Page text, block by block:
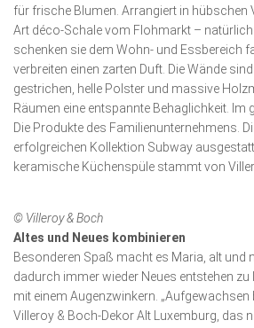
für frische Blumen. Arrangiert in hübschen
Art déco-Schale vom Flohmarkt –
schenken sie dem Wohn- und Essbereich
verbreiten einen zarten Duft. Die Wände
gestrichen, helle Polster und massive
Räumen eine entspannte Behaglichkeit. Im
Die Produkte des Familienunternehmens.
erfolgreichen Kollektion Subway
keramische Küchenspüle stammt von
© Villeroy & Boch
Altes und Neues kombinieren
Besonderen Spaß macht es Maria, alt und
dadurch immer wieder Neues entstehen
mit einem Augenzwinkern.
Villeroy & Boch-Dekor Alt Luxemburg, das